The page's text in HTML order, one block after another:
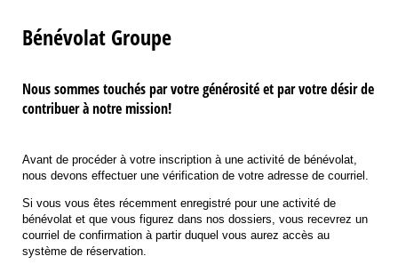
Bénévolat Groupe
Nous sommes touchés par votre générosité et par votre désir de
contribuer à notre mission!
Avant de procéder à votre inscription à une activité de bénévolat,
nous devons effectuer une vérification de votre adresse de courriel.
Si vous vous êtes récemment enregistré pour une activité de
bénévolat et que vous figurez dans nos dossiers, vous recevrez un
courriel de confirmation à partir duquel vous aurez accès au
système de réservation.